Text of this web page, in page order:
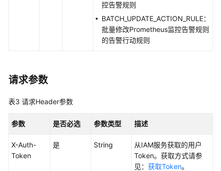
视
频
助
AOM
1.0
控告警规则
BATCH_UPDATE_ACTION_RULE：
批量修改Prometheus监控告警规则
的告警行动规则
请求参数
表3 请求Header参数
参数 是否必选 参数类型 描述
X-Auth-
Token
是 String
从IAM服务获取的用户
Token。获取方式请参
见： 获取Token。